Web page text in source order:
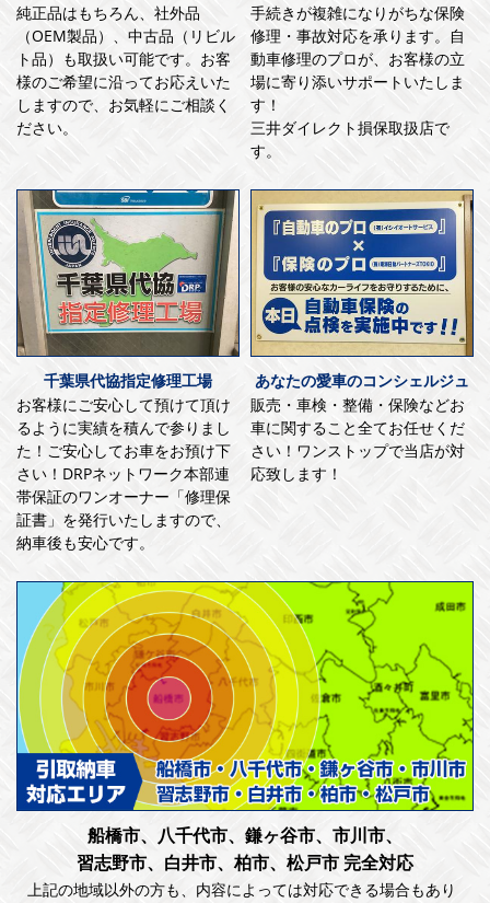
純正品はもちろん、社外品
（OEM製品）、中古品（リビル
ト品）も取扱い可能です。お客
様のご希望に沿ってお応えいた
しますので、お気軽にご相談く
ださい。
手続きが複雑になりがちな保険
修理・事故対応を承ります。自
動車修理のプロが、お客様の立
場に寄り添いサポートいたしま
す！
三井ダイレクト損保取扱店で
す。
千葉県代協指定修理工場
お客様にご安心して預けて頂け
るように実績を積んで参りまし
た！ご安心してお車をお預け下
さい！DRPネットワーク本部連
帯保証のワンオーナー「修理保
証書」を発行いたしますので、
納車後も安心です。
あなたの愛車のコンシェルジュ
販売・車検・整備・保険などお
車に関すること全てお任せくだ
さい！ワンストップで当店が対
応致します！
船橋市、八千代市、鎌ヶ谷市、市川市、
習志野市、白井市、柏市、松戸市 完全対応
上記の地域以外の方も、内容によっては対応できる場合もあり